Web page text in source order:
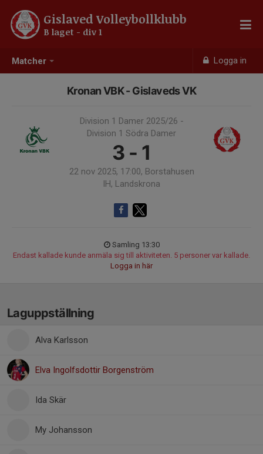
Matcher Logga in
Gislaved Volleybollklubb
B laget - div 1
Kronan VBK - Gislaveds VK
Division 1 Damer 2025/26 -
Division 1 Södra Damer
3 - 1
22 nov 2025, 17:00, Borstahusen
IH, Landskrona
Samling 13:30
Endast kallade kunde anmäla sig till aktiviteten. 5 personer var kallade.
Logga in här
Laguppställning
Alva Karlsson
Elva Ingolfsdottir Borgenström
Ida Skär
My Johansson